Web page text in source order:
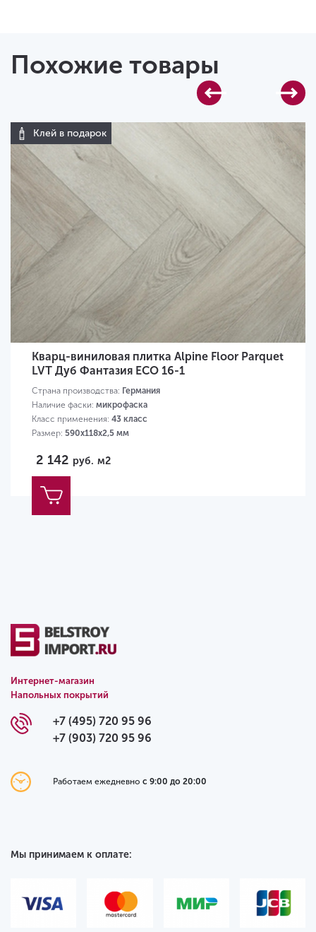
Похожие товары
Клей в подарок
Кварц-виниловая плитка Alpine Floor Parquet
LVT Дуб Фантазия ЕСО 16-1
Страна производства: Германия
Наличие фаски: микрофаска
Класс применения: 43 класс
Размер: 590х118х2,5 мм
2 142 руб. м2
Интернет-магазин
Напольных покрытий
+7 (495) 720 95 96
+7 (903) 720 95 96
Работаем ежедневно с 9:00 до 20:00
Мы принимаем к оплате: